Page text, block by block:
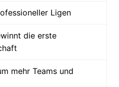
Ligen
die erste
mehr Teams und